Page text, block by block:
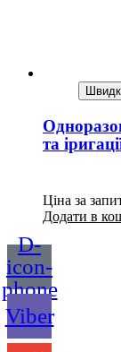
та
Ціна за
Додати в
D-
icon-
phone
Viber